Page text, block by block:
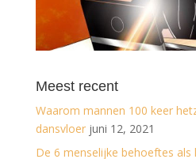
Meest recent
Waarom mannen 100 keer
dansvloer juni 12, 2021
De 6 menselijke behoeftes als